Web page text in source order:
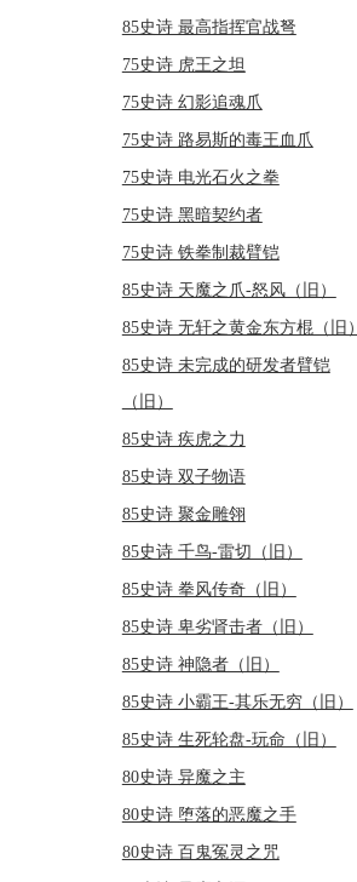
85史诗 最高指挥官战弩
75史诗 虎王之坦
75史诗 幻影追魂爪
75史诗 路易斯的毒王血爪
75史诗 电光石火之拳
75史诗 黑暗契约者
75史诗 铁拳制裁臂铠
85史诗 天魔之爪-怒风（旧）
85史诗 无轩之黄金东方棍（旧）
85史诗 未完成的研发者臂铠
（旧）
85史诗 疾虎之力
85史诗 双子物语
85史诗 聚金雕翎
85史诗 千鸟-雷切（旧）
85史诗 拳风传奇（旧）
85史诗 卑劣肾击者（旧）
85史诗 神隐者（旧）
85史诗 小霸王-其乐无穷（旧）
85史诗 生死轮盘-玩命（旧）
80史诗 异魔之主
80史诗 堕落的恶魔之手
80史诗 百鬼冤灵之咒